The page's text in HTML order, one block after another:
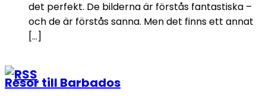
det perfekt. De bilderna är förstås fantastiska –
och de är förstås sanna. Men det finns ett annat
[…]
Resor till Barbados